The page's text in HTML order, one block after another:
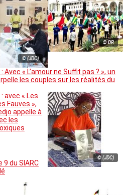
© DR
© (JDC)
Avec « L’amour ne Suffit pas ? », un
les couples sur les réalités du
© (JDC)
avec « Les
Fauves »,
appelle à
les
9 du SIARC